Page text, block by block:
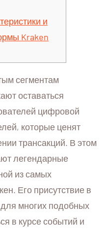
и
Kraken
сегментам
оставаться
цифровой
которые ценят
трансакций. В этом
легендарные
из самых
Его присутствие в
многих подобных
в курсе событий и